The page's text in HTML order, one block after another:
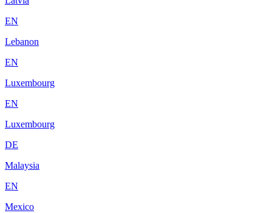
EN
Lebanon
EN
Luxembourg
EN
Luxembourg
DE
Malaysia
EN
Mexico